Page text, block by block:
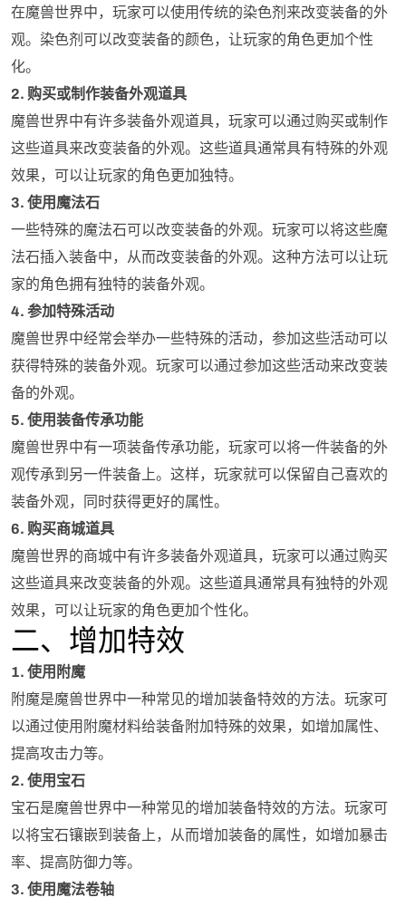
在魔兽世界中，玩家可以使用传统的染色剂来改变装备的外
观。染色剂可以改变装备的颜色，让玩家的角色更加个性
化。
2. 购买或制作装备外观道具
魔兽世界中有许多装备外观道具，玩家可以通过购买或制作
这些道具来改变装备的外观。这些道具通常具有特殊的外观
效果，可以让玩家的角色更加独特。
3. 使用魔法石
一些特殊的魔法石可以改变装备的外观。玩家可以将这些魔
法石插入装备中，从而改变装备的外观。这种方法可以让玩
家的角色拥有独特的装备外观。
4. 参加特殊活动
魔兽世界中经常会举办一些特殊的活动，参加这些活动可以
获得特殊的装备外观。玩家可以通过参加这些活动来改变装
备的外观。
5. 使用装备传承功能
魔兽世界中有一项装备传承功能，玩家可以将一件装备的外
观传承到另一件装备上。这样，玩家就可以保留自己喜欢的
装备外观，同时获得更好的属性。
6. 购买商城道具
魔兽世界的商城中有许多装备外观道具，玩家可以通过购买
这些道具来改变装备的外观。这些道具通常具有独特的外观
效果，可以让玩家的角色更加个性化。
二、增加特效
1. 使用附魔
附魔是魔兽世界中一种常见的增加装备特效的方法。玩家可
以通过使用附魔材料给装备附加特殊的效果，如增加属性、
提高攻击力等。
2. 使用宝石
宝石是魔兽世界中一种常见的增加装备特效的方法。玩家可
以将宝石镶嵌到装备上，从而增加装备的属性，如增加暴击
率、提高防御力等。
3. 使用魔法卷轴